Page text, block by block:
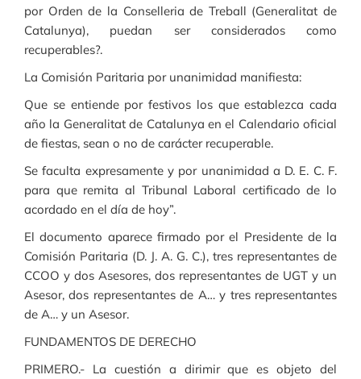
por Orden de la Conselleria de Treball (Generalitat de
Catalunya), puedan ser considerados como
recuperables?.
La Comisión Paritaria por unanimidad manifiesta:
Que se entiende por festivos los que establezca cada
año la Generalitat de Catalunya en el Calendario oficial
de fiestas, sean o no de carácter recuperable.
Se faculta expresamente y por unanimidad a D. E. C. F.
para que remita al Tribunal Laboral certificado de lo
acordado en el día de hoy”.
El documento aparece firmado por el Presidente de la
Comisión Paritaria (D. J. A. G. C.), tres representantes de
CCOO y dos Asesores, dos representantes de UGT y un
Asesor, dos representantes de A… y tres representantes
de A… y un Asesor.
FUNDAMENTOS DE DERECHO
PRIMERO.- La cuestión a dirimir que es objeto del